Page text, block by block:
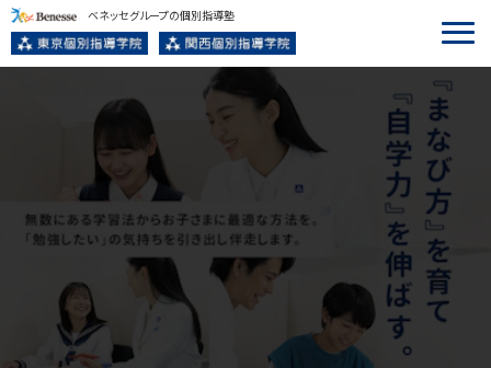
ベネッセグループの個別指導塾